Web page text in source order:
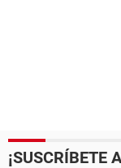
¡SUSCRÍBETE